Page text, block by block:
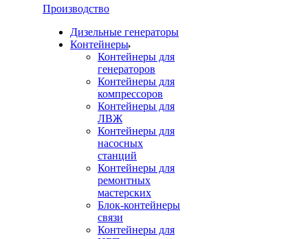
Производство
Дизельные генераторы
Контейнеры
Контейнеры для
генераторов
Контейнеры для
компрессоров
Контейнеры для
ЛВЖ
Контейнеры для
насосных
станций
Контейнеры для
ремонтных
мастерских
Блок-контейнеры
связи
Контейнеры для